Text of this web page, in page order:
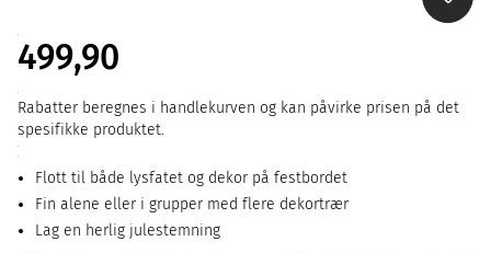
499,90
Rabatter beregnes i handlekurven og kan påvirke prisen på det
spesifikke produktet.
Flott til både lysfatet og dekor på festbordet
Fin alene eller i grupper med flere dekortrær
Lag en herlig julestemning